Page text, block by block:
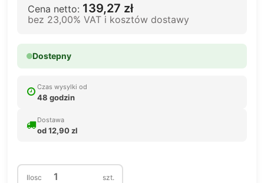
Cena netto: 139,27 zł
bez 23,00% VAT i kosztów dostawy
Dostepny
Czas wysylki od
48 godzin
Dostawa
od 12,90 zl
Ilosc szt.